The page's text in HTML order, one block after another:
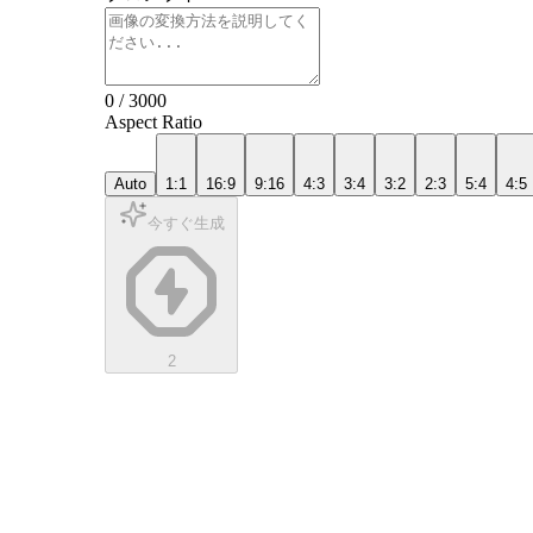
0 /3000
Aspect Ratio
Auto 1:1 16:9 9:16 4:3 3:4 3:2 2:3 5:4 4:5
今すぐ生成
2